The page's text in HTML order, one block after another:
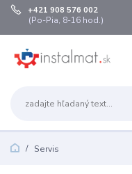
+421 908 576 002
(Po-Pia, 8-16 hod.)
Servis